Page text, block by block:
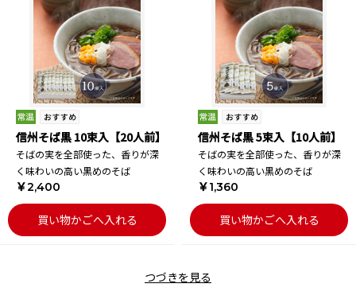
信州そば黒 10束入【20人前】
そばの実を全部使った、香りが深
く味わいの高い黒めのそば
￥2,400
買い物かごへ入れる
信州そば黒 5束入【10人前】
そばの実を全部使った、香りが深
く味わいの高い黒めのそば
￥1,360
買い物かごへ入れる
つづきを見る